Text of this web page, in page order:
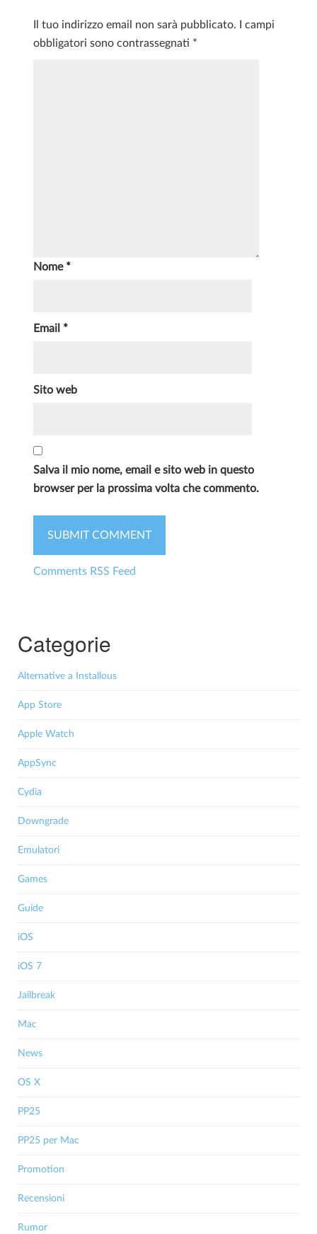
Il tuo indirizzo email non sarà pubblicato.
I campi
obbligatori sono contrassegnati *
Nome *
Email *
Sito web
Salva il mio nome, email e sito web in questo
browser per la prossima volta che commento.
Comments RSS Feed
Categorie
Alternative a Installous
App Store
Apple Watch
AppSync
Cydia
Downgrade
Emulatori
Games
Guide
iOS
iOS 7
Jailbreak
Mac
News
OS X
PP25
PP25 per Mac
Promotion
Recensioni
Rumor